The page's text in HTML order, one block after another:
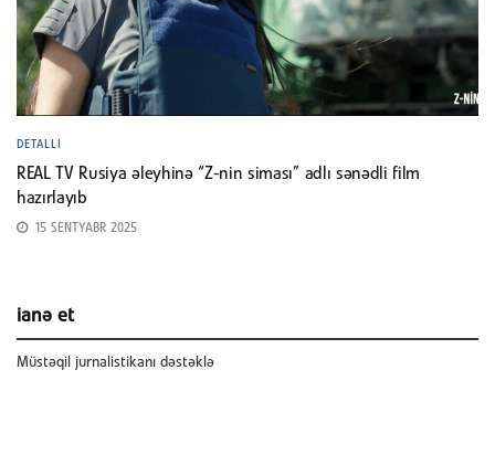
DETALLI
REAL TV Rusiya əleyhinə “Z-nin siması” adlı sənədli film
hazırlayıb
15 SENTYABR 2025
ianə et
Müstəqil jurnalistikanı dəstəklə